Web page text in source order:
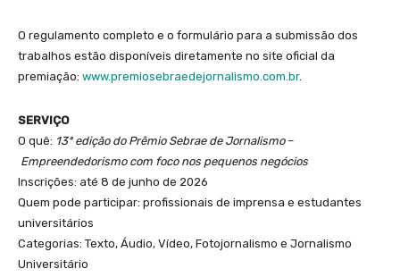
O regulamento completo e o formulário para a submissão dos
trabalhos estão disponíveis diretamente no site oficial da
premiação: www.premiosebraedejornalismo.com.br.
SERVIÇO
O quê: 13ª edição do Prêmio Sebrae de Jornalismo –
Empreendedorismo com foco nos pequenos negócios
Inscrições: até 8 de junho de 2026
Quem pode participar: profissionais de imprensa e estudantes
universitários
Categorias: Texto, Áudio, Vídeo, Fotojornalismo e Jornalismo
Universitário